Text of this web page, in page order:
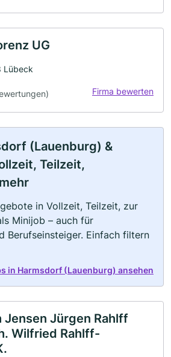
UG
Lübeck
Firma bewerten
(Lauenburg) &
Teilzeit,
in Vollzeit, Teilzeit, zur
Minijob – auch für
Berufseinsteiger. Einfach filtern
in Harmsdorf (Lauenburg) ansehen
Jensen Jürgen Rahlff
Wilfried Rahlff-